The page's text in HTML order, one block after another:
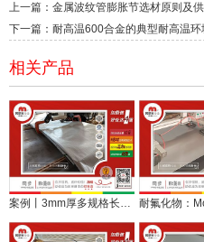
上一篇：金属波纹管膨胀节选材原则及
下一篇：耐高温600合金的典型耐高温
相关产品
案例丨3mm厚多规格长600合金板开平交付，助力化工设备制造